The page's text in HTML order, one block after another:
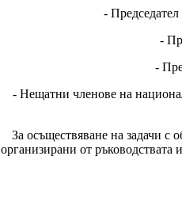
- Председател
-
-
- Нещатни членове на
За осъществяване на задачи с
организирани от ръководствата